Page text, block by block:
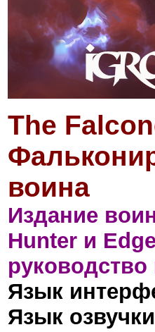
The
воина
Издание
Hunter и
Язык
Язык